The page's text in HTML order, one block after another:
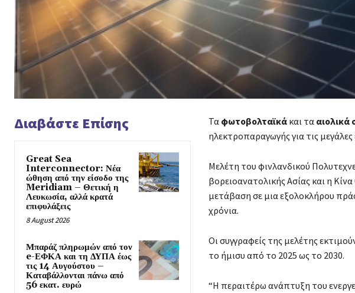
Διαβάστε Επίσης
Great Sea
Interconnector: Νέα
ώθηση από την είσοδο της
Meridiam – Θετική η
Λευκωσία, αλλά κρατά
επιφυλάξεις
8 August 2026
Μπαράζ πληρωμών από τον
e-ΕΦΚΑ και τη ΔΥΠΑ έως
τις 14 Αυγούστου –
Καταβάλλονται πάνω από
56 εκατ. ευρώ
Τα φωτοβολταϊκάκαι τα
ηλεκτροπαραγωγής για τις
Μελέτη του φινλανδικού
βορειοανατολικής Ασίας και η
μετάβαση σε μια εξολοκλήρου
χρόνια.
Οι συγγραφείς της μελέτης
το ήμισυ από το 2025 ως το 2030.
“Η περαιτέρω ανάπτυξη του